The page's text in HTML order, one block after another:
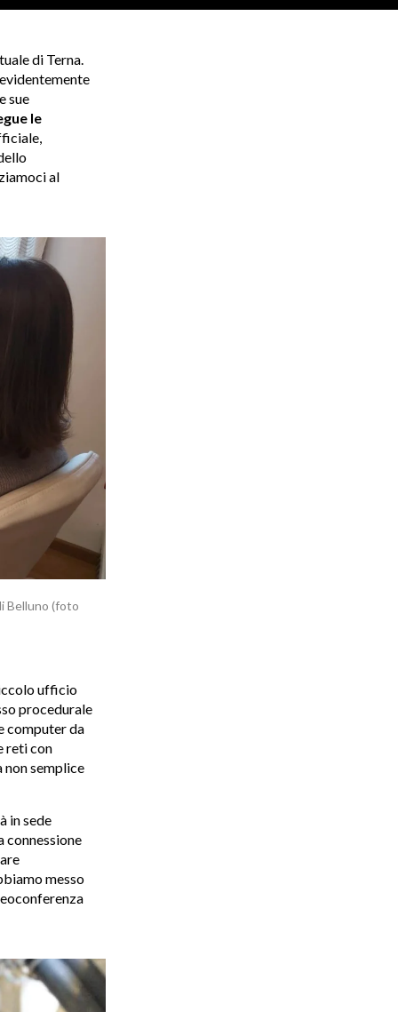
di Terna.
sue
le
al
Belluno (foto
ufficio
procedurale
computer da
reti con
non semplice
in sede
connessione
messo